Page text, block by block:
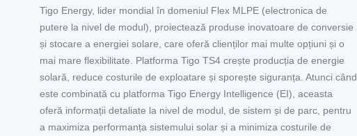
Tigo Energy, lider mondial în domeniul Flex MLPE (electronica de
putere la nivel de modul), proiectează produse inovatoare de conversie
și stocare a energiei solare, care oferă clienților mai multe opțiuni și o
mai mare flexibilitate. Platforma Tigo TS4 crește producția de energie
solară, reduce costurile de exploatare și sporește siguranța. Atunci când
este combinată cu platforma Tigo Energy Intelligence (EI), aceasta
oferă informații detaliate la nivel de modul, de sistem și de parc, pentru
a maximiza performanța sistemului solar și a minimiza costurile de